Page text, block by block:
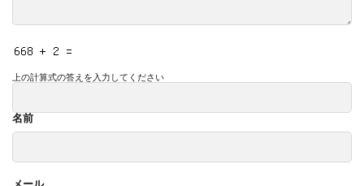
上の計算式の答えを入力してください
名前